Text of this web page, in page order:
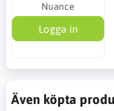
Nuance
Logga in
Även köpta